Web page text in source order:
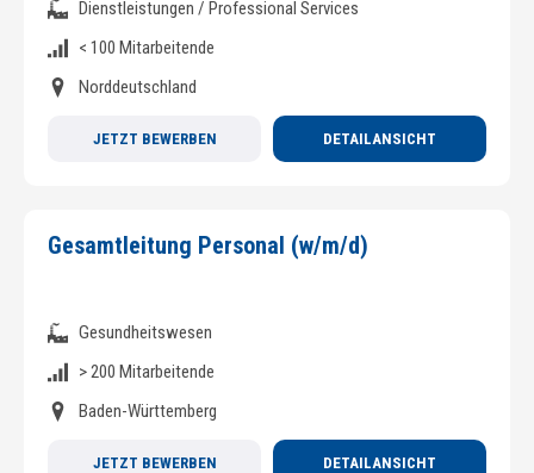
Dienstleistungen / Professional Services
< 100 Mitarbeitende
Norddeutschland
JETZT BEWERBEN DETAILANSICHT
Gesamtleitung Personal (w/m/d)
Gesundheitswesen
> 200 Mitarbeitende
Baden-Württemberg
JETZT BEWERBEN DETAILANSICHT